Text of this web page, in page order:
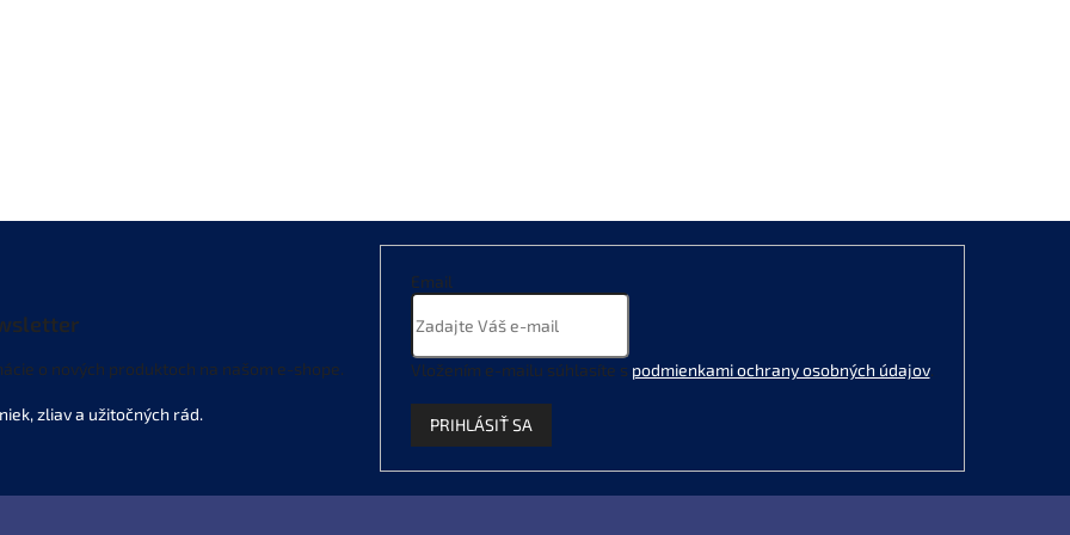
o nových produktoch na našom e-shope.
Email
Vložením e-mailu súhlasíte s podmienkami ochrany osobných údajov.
PRIHLÁSIŤ SA